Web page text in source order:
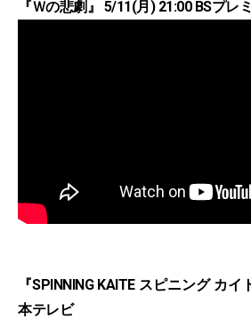
『Ｗの悲劇』 5/11(月) 21:00 BSプレ
『SPINNING KAITE スピニング カ
本テレビ